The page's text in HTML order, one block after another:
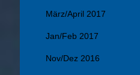
März/April 2017
Jan/Feb 2017
Nov/Dez 2016